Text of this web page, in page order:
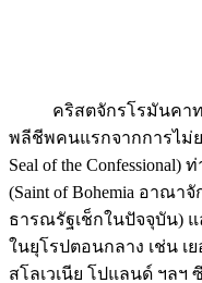
คริสตจักรโรมันคาทอ
พลีชีพคนแรกจากการไม่ย
Seal of the
(Saint of Bohemia อาณ
ธารณรัฐเช็กในปัจจุบัน)
ในยุโรปตอนกลาง เช่น เ
สโลเวเนีย โปแลนด์ ฯล